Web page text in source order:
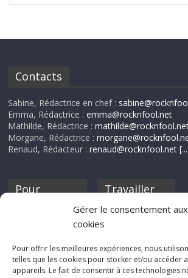
Gérer le consentement aux
cookies
Pour offrir les meilleures expériences, nous
telles que les cookies pour stocker et/ou accéder
appareils. Le fait de consentir à ces technologies
Contacts
Sabine, Rédactrice en chef :
Emma, Rédactrice :emma@rocknfool.net
Mathilde, Rédactrice :
Morgane, Rédactrice :
Renaud, Rédacteur :renaud@rocknfool.net
Pour
discothèque
Travailler
Si tu souhaites
Rocknfool, n'hésite
pas à nous envoyer
tes chroniques de